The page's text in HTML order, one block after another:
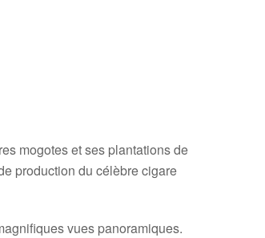
mogotes et ses plantations de
production du célèbre cigare
vues panoramiques.